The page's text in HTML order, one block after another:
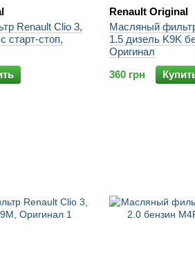
Renault Clio 3,
старт-стоп,
Renault Original
Масляный
1.5 дизель K9K
Оригинал
360 грн